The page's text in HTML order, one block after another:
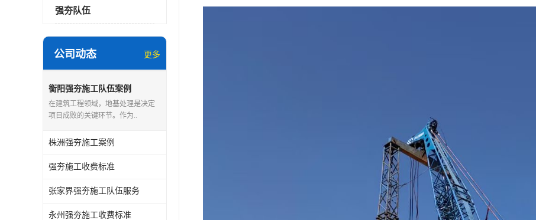
强夯队伍
公司动态 更多
衡阳强夯施工队伍案例
在建筑工程领域，地基处理是决定
项目成败的关键环节。作为..
株洲强夯施工案例
强夯施工收费标准
张家界强夯施工队伍服务
永州强夯施工收费标准